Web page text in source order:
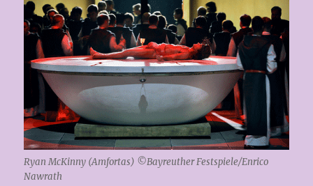
Ryan McKinny (Amfortas) ©Bayreuther Festspiele/Enrico
Nawrath